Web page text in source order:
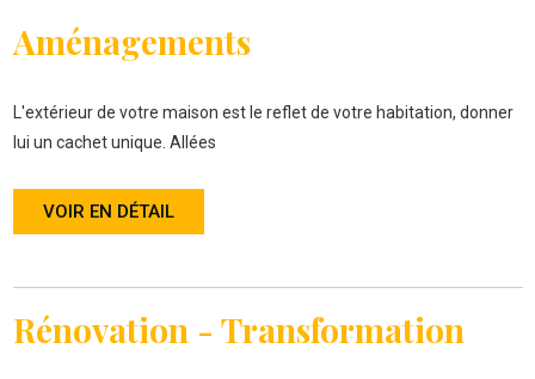
Aménagements
L'extérieur de votre maison est le reflet de votre habitation, donner
lui un cachet unique. Allées
VOIR EN DÉTAIL
Rénovation - Transformation